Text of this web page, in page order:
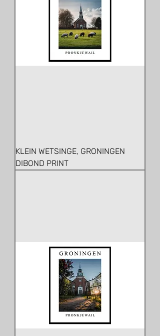
KLEIN WETSINGE, GRONINGEN
DIBOND PRINT